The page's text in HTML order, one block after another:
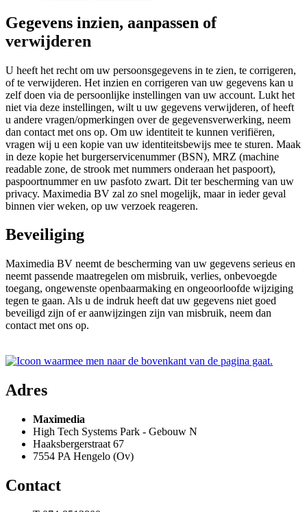
Gegevens inzien, aanpassen of
verwijderen
U heeft het recht om uw persoonsgegevens in te zien, te corrigeren,
of te verwijderen. Het inzien en corrigeren van uw gegevens kan u
zelf doen via de persoonlijke instellingen van uw account. Lukt het
niet via deze instellingen, wilt u uw gegevens verwijderen, of heeft
u andere vragen/opmerkingen over de gegevensverwerking, neem
dan contact met ons op. Om uw identiteit te kunnen verifiëren,
vragen wij u een kopie van uw identiteitsbewijs mee te sturen. Maak
in deze kopie het burgerservicenummer (BSN), MRZ (machine
readable zone, de strook met nummers onderaan het paspoort),
paspoortnummer en uw pasfoto zwart. Dit ter bescherming van uw
privacy. Maximedia BV zal zo snel mogelijk, maar in ieder geval
binnen vier weken, op uw verzoek reageren.
Beveiliging
Maximedia BV neemt de bescherming van uw gegevens serieus en
neemt passende maatregelen om misbruik, verlies, onbevoegde
toegang, ongewenste openbaarmaking en ongeoorloofde wijziging
tegen te gaan. Als u de indruk heeft dat uw gegevens niet goed
beveiligd zijn of er aanwijzingen zijn van misbruik, neem dan
contact met ons op.
Adres
Maximedia
High Tech Systems Park - Gebouw N
Haaksbergerstraat 67
7554 PA Hengelo (Ov)
Contact